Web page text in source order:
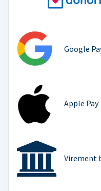
Google
Apple Pay
Virement